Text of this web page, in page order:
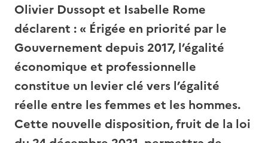
Olivier Dussopt et Isabelle Rome
déclarent : « Érigée en priorité par le
Gouvernement depuis 2017, l’égalité
économique et professionnelle
constitue un levier clé vers l’égalité
réelle entre les femmes et les hommes.
Cette nouvelle disposition, fruit de la loi